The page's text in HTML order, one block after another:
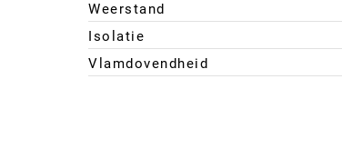
Weerstand
Isolatie
Vlamdovendheid